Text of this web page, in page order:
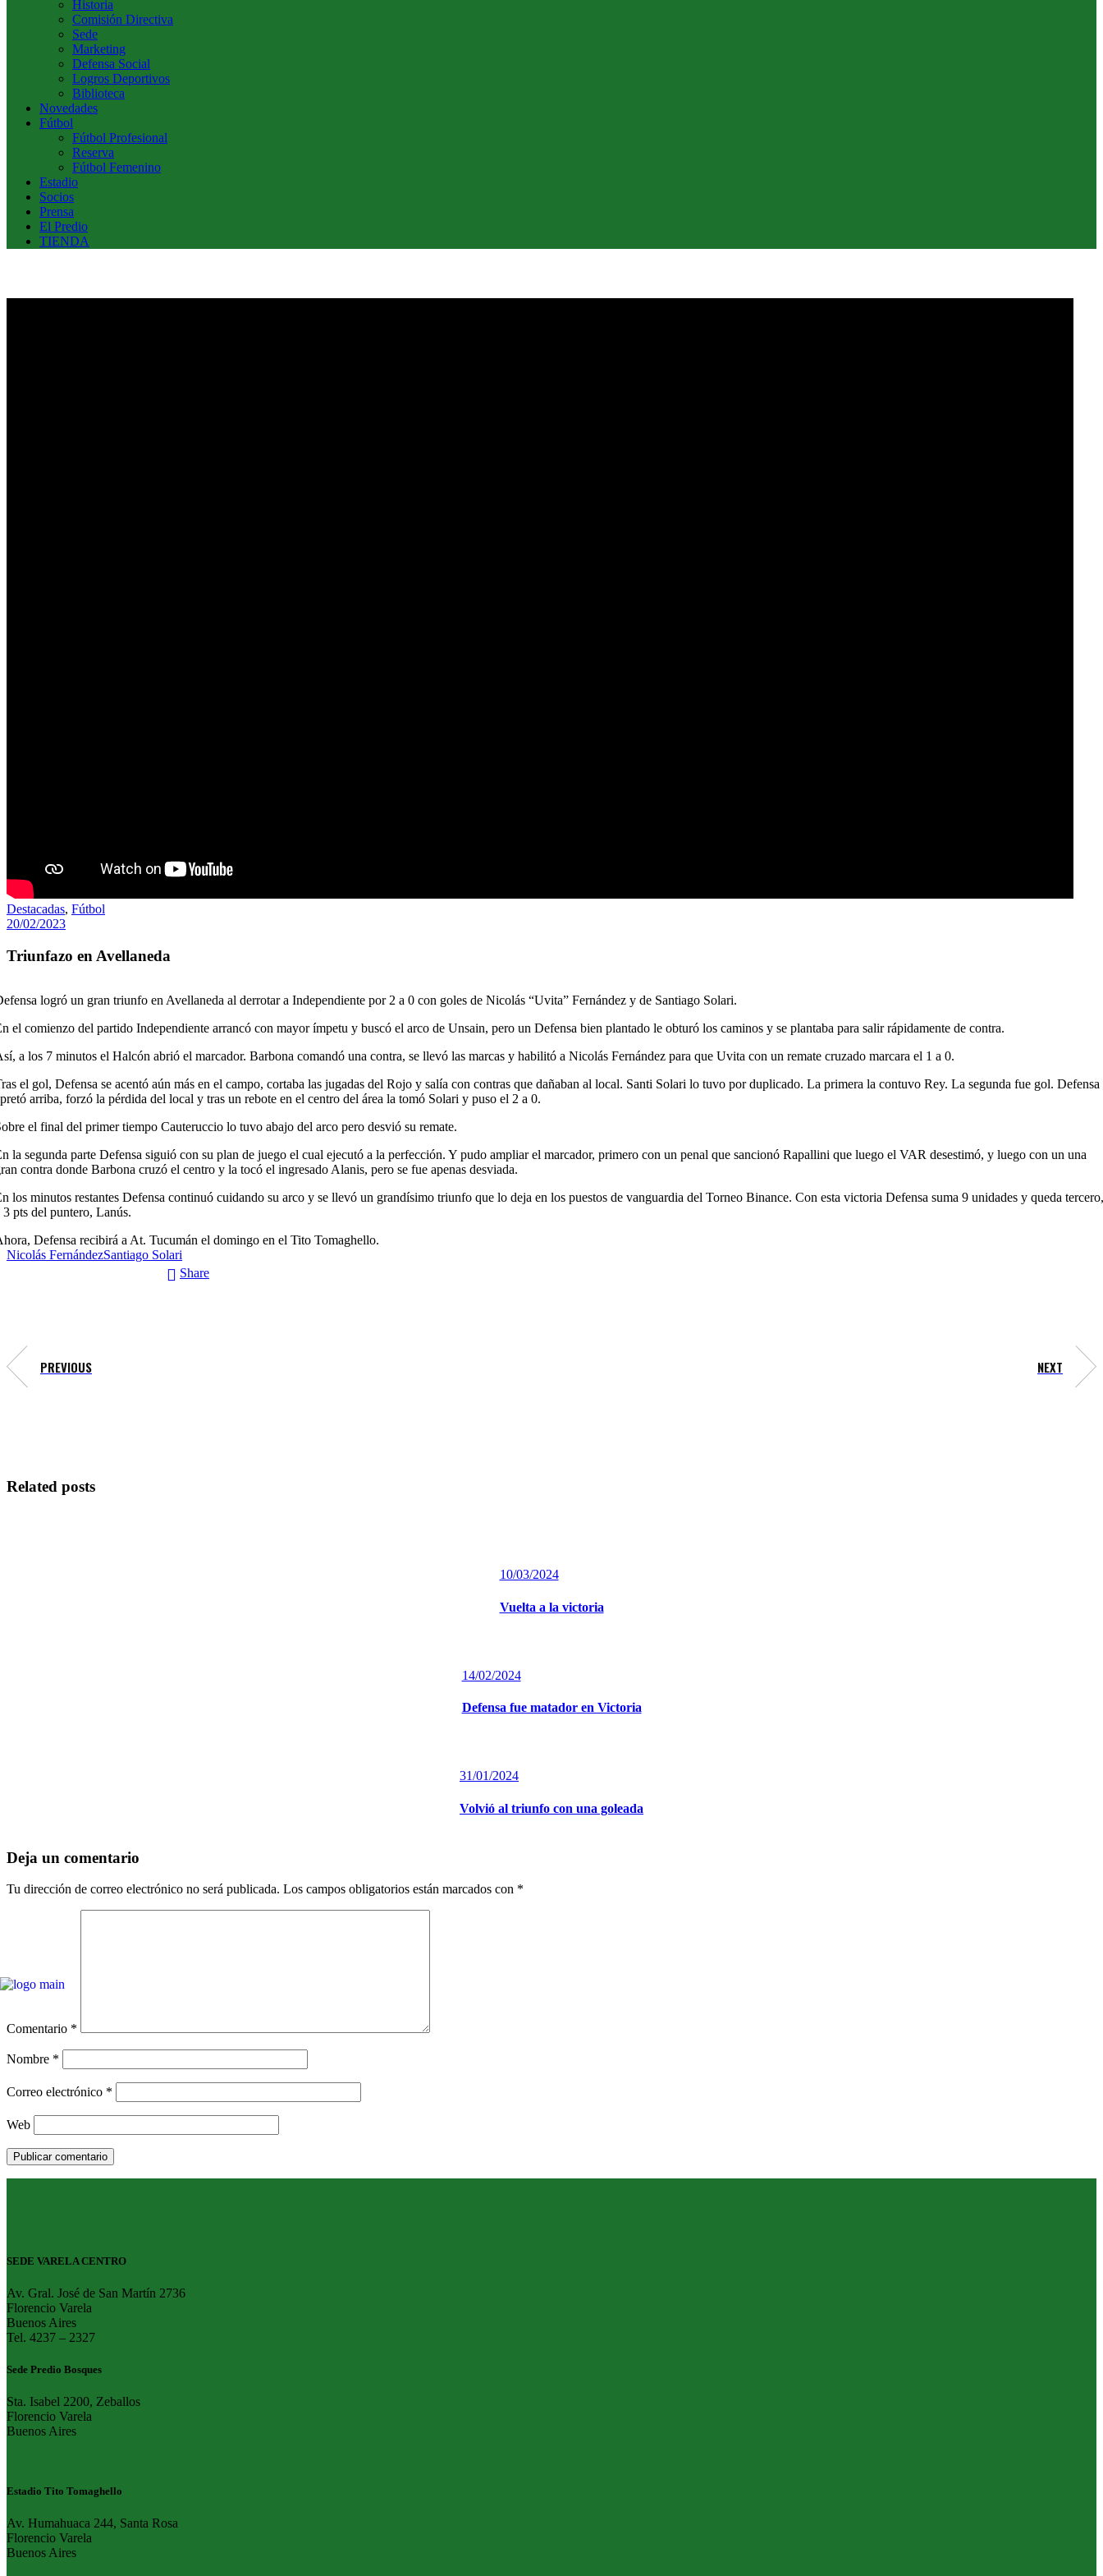
Historia
Comisión Directiva
Sede
Marketing
Defensa Social
Logros Deportivos
Biblioteca
Novedades
Fútbol
Fútbol Profesional
Reserva
Fútbol Femenino
Estadio
Socios
Prensa
El Predio
TIENDA
Destacadas, Fútbol
20/02/2023
Triunfazo en Avellaneda
logró un gran triunfo en Avellaneda al derrotar a Independiente por 2 a 0 con goles de Nicolás “Uvita” Fernández y de Santiago Solari.
el comienzo del partido Independiente arrancó con mayor ímpetu y buscó el arco de Unsain, pero un Defensa bien plantado le obturó los caminos y se plantaba para salir rápidamente de contra.
a los 7 minutos el Halcón abrió el marcador. Barbona comandó una contra, se llevó las marcas y habilitó a Nicolás Fernández para que Uvita con un remate cruzado marcara el 1 a 0.
el gol, Defensa se acentó aún más en el campo, cortaba las jugadas del Rojo y salía con contras que dañaban al local. Santi Solari lo tuvo por duplicado. La primera la contuvo Rey. La segunda fue gol. Defensa
arriba, forzó la pérdida del local y tras un rebote en el centro del área la tomó Solari y puso el 2 a 0.
el final del primer tiempo Cauteruccio lo tuvo abajo del arco pero desvió su remate.
la segunda parte Defensa siguió con su plan de juego el cual ejecutó a la perfección. Y pudo ampliar el marcador, primero con un penal que sancionó Rapallini que luego el VAR desestimó, y luego con un una
contra donde Barbona cruzó el centro y la tocó el ingresado Alanis, pero se fue apenas desviada.
los minutos restantes Defensa continuó cuidando su arco y se llevó un grandísimo triunfo que lo deja en los puestos de vanguardia del Torneo Binance. Con esta victoria Defensa suma 9 unidades y queda tercero,
3 pts del puntero, Lanús.
Defensa recibirá a At. Tucumán el domingo en el Tito Tomaghello.
Nicolás FernándezSantiago Solari
Share
PREVIOUS NEXT
Related posts
10/03/2024
Vuelta a la victoria
14/02/2024
Defensa fue matador en Victoria
31/01/2024
Volvió al triunfo con una goleada
Deja un comentario
Tu dirección de correo electrónico no será publicada. Los campos obligatorios están marcados con *
Comentario *
Nombre *
Correo electrónico *
Web
SEDE VARELA CENTRO
Av. Gral. José de San Martín 2736
Florencio Varela
Buenos Aires
Tel. 4237 – 2327
Sede Predio Bosques
Sta. Isabel 2200, Zeballos
Florencio Varela
Buenos Aires
Estadio Tito Tomaghello
Av. Humahuaca 244, Santa Rosa
Florencio Varela
Buenos Aires